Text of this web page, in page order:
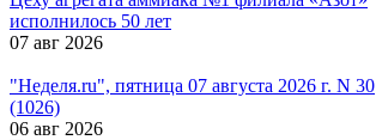
исполнилось 50 лет
07 авг 2026
"Неделя.ru", пятница 07 августа 2026 г. N 30
(1026)
06 авг 2026